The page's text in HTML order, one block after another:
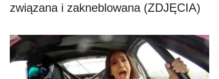
związana i zakneblowana (ZDJĘCIA)